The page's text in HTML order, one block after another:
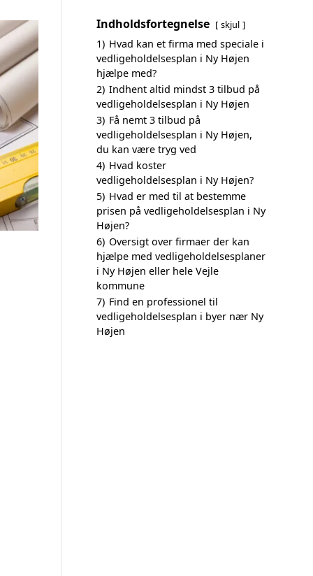
Indholdsfortegnelse skjul
1) Hvad kan et firma med speciale i
vedligeholdelsesplan i Ny Højen
hjælpe med?
2) Indhent altid mindst 3 tilbud på
vedligeholdelsesplan i Ny Højen
3) Få nemt 3 tilbud på
vedligeholdelsesplan i Ny Højen,
du kan være tryg ved
4) Hvad koster
vedligeholdelsesplan i Ny Højen?
5) Hvad er med til at bestemme
prisen på vedligeholdelsesplan i Ny
Højen?
6) Oversigt over firmaer der kan
hjælpe med vedligeholdelsesplaner
i Ny Højen eller hele Vejle
kommune
7) Find en professionel til
vedligeholdelsesplan i byer nær Ny
Højen